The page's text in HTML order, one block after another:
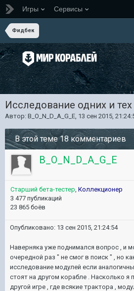
Игры Сервисы
Фидбек
Исследование одних и
Автор: B_O_N_D_A_G_E, 13 сен 2015,
В этой теме 18 комментариев
B_O_N_D_A_G_E
Старший бета-тестер, Коллекционер
3 477 публикаций
23 865 боёв
Опубликовано: 13 сен 2015, 21:24:54
Наверняка уже поднимался вопрос , и
очередной раз " не смог в поиск " , но
исследование модулей если
стоят на другом корабле . Насколько я
другой игре , где всякие трактора ,